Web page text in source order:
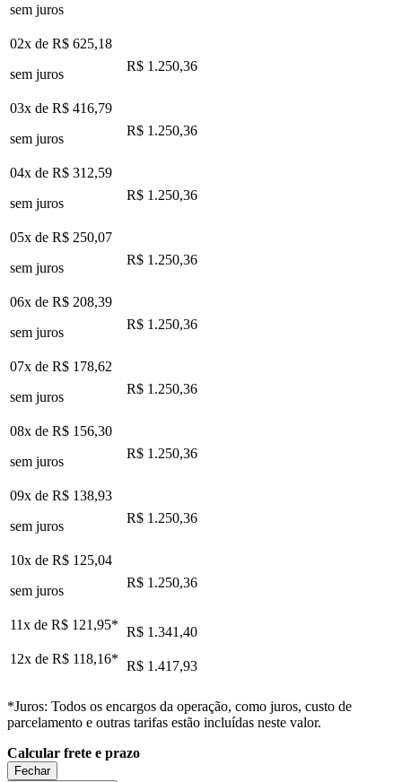
sem juros
02x de R$ 625,18
sem juros
R$ 1.250,36
03x de R$ 416,79
sem juros
R$ 1.250,36
04x de R$ 312,59
sem juros
R$ 1.250,36
05x de R$ 250,07
sem juros
R$ 1.250,36
06x de R$ 208,39
sem juros
R$ 1.250,36
07x de R$ 178,62
sem juros
R$ 1.250,36
08x de R$ 156,30
sem juros
R$ 1.250,36
09x de R$ 138,93
sem juros
R$ 1.250,36
10x de R$ 125,04
sem juros
R$ 1.250,36
11x de R$ 121,95* R$ 1.341,40
12x de R$ 118,16* R$ 1.417,93
*Juros: Todos os encargos da operação, como juros, custo de
parcelamento e outras tarifas estão incluídas neste valor.
Calcular frete e prazo
Fechar